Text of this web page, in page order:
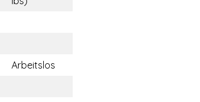
Arbeitslos